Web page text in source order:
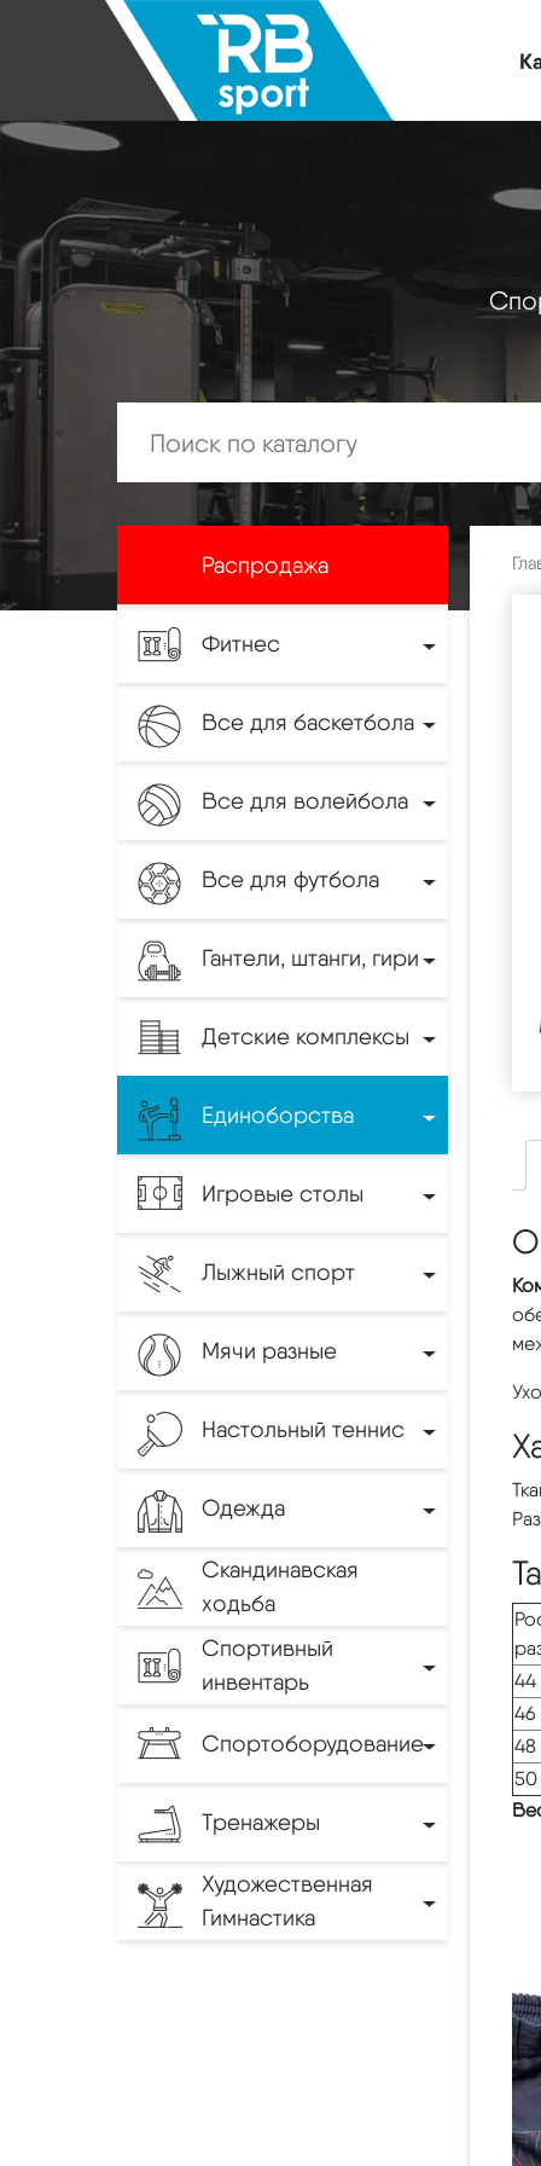
Распродажа
Фитнес
Все для баскетбола
Все для волейбола
Все для футбола
Гантели, штанги, гири
Детские комплексы
Единоборства
Игровые столы
Лыжный спорт
Мячи разные
Настольный теннис
Одежда
Скандинавская
ходьба
Спортивный
инвентарь
Спортоборудование
Тренажеры
Художественная
Гимнастика
44
46
48
50